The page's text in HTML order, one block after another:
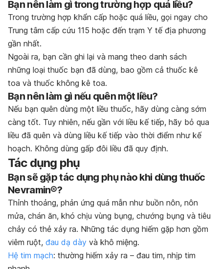
Bạn nên làm gì trong trường hợp quá liều?
Trong trường hợp khẩn cấp hoặc quá liều, gọi ngay cho
Trung tâm cấp cứu 115 hoặc đến trạm Y tế địa phương
gần nhất.
Ngoài ra, bạn cần ghi lại và mang theo danh sách
những loại thuốc bạn đã dùng, bao gồm cả thuốc kê
toa và thuốc không kê toa.
Bạn nên làm gì nếu quên một liều?
Nếu bạn quên dùng một liều thuốc, hãy dùng càng sớm
càng tốt. Tuy nhiên, nếu gần với liều kế tiếp, hãy bỏ qua
liều đã quên và dùng liều kế tiếp vào thời điểm như kế
hoạch. Không dùng gấp đôi liều đã quy định.
Tác dụng phụ
Bạn sẽ gặp tác dụng phụ nào khi dùng thuốc
Nevramin®?
Thỉnh thoảng, phản ứng quá mẫn như buồn nôn, nôn
mửa, chán ăn, khó chịu vùng bụng, chướng bụng và tiêu
chảy có thẻ xảy ra. Những tác dụng hiếm gặp hơn gồm
viêm ruột, đau dạ dày và khô miệng.
Hệ tim mạch: thường hiếm xảy ra – đau tim, nhịp tim